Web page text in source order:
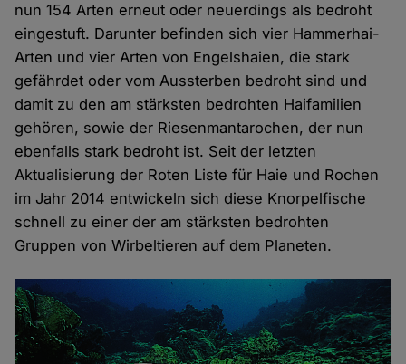
nun 154 Arten erneut oder neuerdings als bedroht
eingestuft. Darunter befinden sich vier Hammerhai-
Arten und vier Arten von Engelshaien, die stark
gefährdet oder vom Aussterben bedroht sind und
damit zu den am stärksten bedrohten Haifamilien
gehören, sowie der Riesenmantarochen, der nun
ebenfalls stark bedroht ist. Seit der letzten
Aktualisierung der Roten Liste für Haie und Rochen
im Jahr 2014 entwickeln sich diese Knorpelfische
schnell zu einer der am stärksten bedrohten
Gruppen von Wirbeltieren auf dem Planeten.